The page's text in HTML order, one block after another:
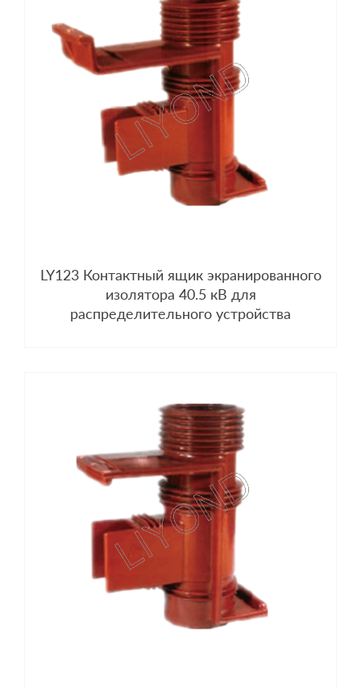
LY123 Контактный ящик экранированного
изолятора 40.5 кВ для
распределительного устройства